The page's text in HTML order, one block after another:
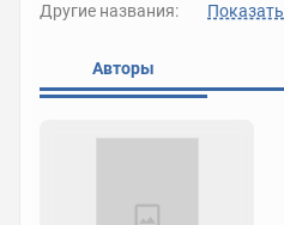
Другие названия:
Показать
Авторы